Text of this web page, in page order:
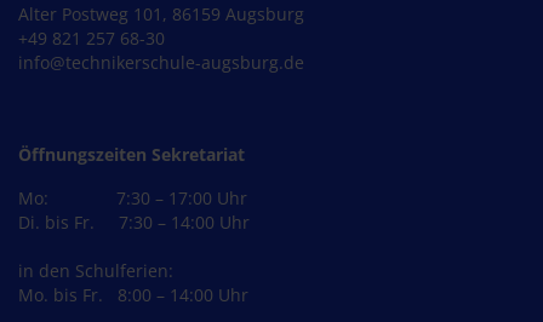
Alter Postweg 101, 86159 Augsburg
+49 821 257 68-30
info@technikerschule-augsburg.de
Öffnungszeiten Sekretariat
Mo: 7:30 – 17:00 Uhr
Di. bis Fr. 7:30 – 14:00 Uhr
in den Schulferien:
Mo. bis Fr. 8:00 – 14:00 Uhr